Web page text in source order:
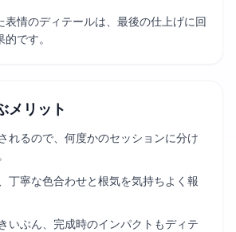
表情のディテールは、最後の仕上げに回
です。
メリット
れるので、何度かのセッションに分け
丁寧な色合わせと根気を気持ちよく報
いぶん、完成時のインパクトもディテ